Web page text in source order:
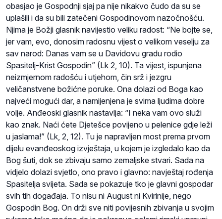
obasjao je Gospodnji sjaj pa nije nikakvo čudo da su se
uplašili i da su bili zatečeni Gospodinovom nazočnošću.
Njima je Božji glasnik navijestio veliku radost: “Ne bojte se,
jer vam, evo, donosim radosnu vijest o velikom veselju za
sav narod: Danas vam se u Davidovu gradu rodio
Spasitelj-Krist Gospodin” (Lk 2, 10). Ta vijest, ispunjena
neizmjernom radošću i utjehom, čin srž i jezgru
veličanstvene božićne poruke. Ona dolazi od Boga kao
najveći mogući dar, a namijenjena je svima ljudima dobre
volje. Anđeoski glasnik nastavlja: “I neka vam ovo služi
kao znak. Naći ćete Djetešce povijeno u pelenice gdje leži
u jaslama!” (Lk, 2, 12). Tu je napravljen most prema prvom
dijelu evanđeoskog izvještaja, u kojem je izgledalo kao da
Bog šuti, dok se zbivaju samo zemaljske stvari. Sada na
vidjelo dolazi svjetlo, ono pravo i glavno: navještaj rođenja
Spasitelja svijeta. Sada se pokazuje tko je glavni gospodar
svih tih događaja. To nisu ni August ni Kvirinije, nego
Gospodin Bog. On drži sve niti povijesnih zbivanja u svojim